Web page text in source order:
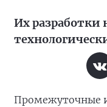
Их разработки
Промежуточные